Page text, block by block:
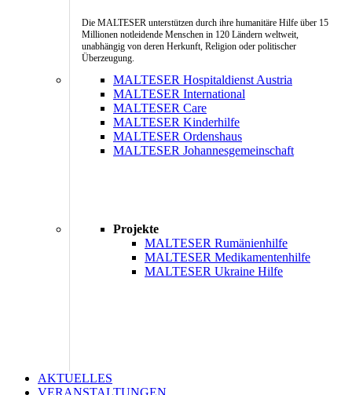
Die MALTESER unterstützen durch ihre humanitäre Hilfe über 15
Millionen notleidende Menschen in 120 Ländern weltweit,
unabhängig von deren Herkunft, Religion oder politischer
Überzeugung.
MALTESER Hospitaldienst Austria
MALTESER International
MALTESER Care
MALTESER Kinderhilfe
MALTESER Ordenshaus
MALTESER Johannesgemeinschaft
Projekte
MALTESER Rumänienhilfe
MALTESER Medikamentenhilfe
MALTESER Ukraine Hilfe
AKTUELLES
VERANSTALTUNGEN